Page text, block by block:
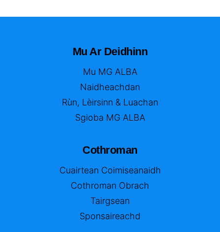
Mu Ar Deidhinn
Mu MG ALBA
Naidheachdan
Rùn, Lèirsinn & Luachan
Sgioba MG ALBA
Cothroman
Cuairtean Coimiseanaidh
Cothroman Obrach
Tairgsean
Sponsaireachd